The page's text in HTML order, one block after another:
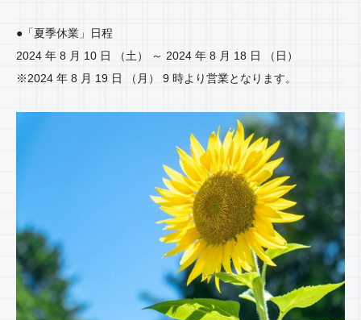
●「夏季休業」日程
2024 年 8 月 10 日 （土） ～ 2024 年 8 月 18 日 （日）
※2024 年 8 月 19 日 （月） 9 時より営業となります。